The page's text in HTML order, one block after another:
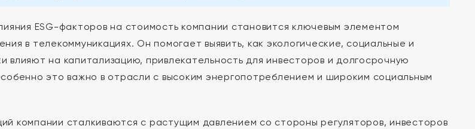
ESG-факторов на стоимость компании становится ключевым элементом
в телекоммуникациях. Он помогает выявить, как экологические, социальные и
влияют на капитализацию, привлекательность для инвесторов и долгосрочную
это важно в отрасли с высоким энергопотреблением и широким социальным
компании сталкиваются с растущим давлением со стороны регуляторов, инвесторов